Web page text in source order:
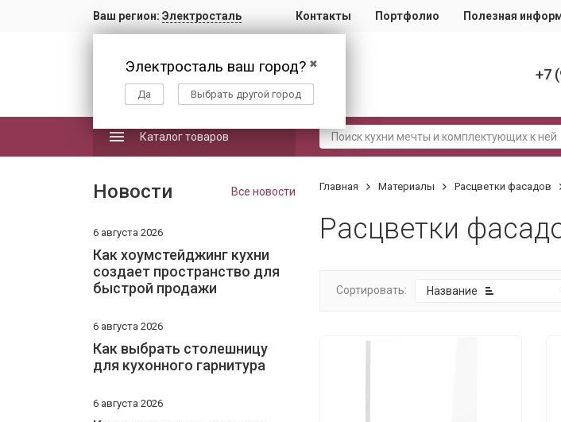
Ваш регион: Электросталь
✖
Электросталь ваш город?
Да Выбрать другой город
Контакты Портфолио Полезная
+7
Каталог товаров
Главная Материалы Расцветки фасадов
Расцветки
Сортировать: Название
Новости Все новости
6 августа 2026
Как хоумстейджинг кухни
создает пространство для
быстрой продажи
6 августа 2026
Как выбрать столешницу
для кухонного гарнитура
6 августа 2026